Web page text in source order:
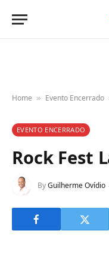
Home » Evento Encerrado
EVENTO ENCERRADO
Rock Fest
ByGuilherme Ovídio